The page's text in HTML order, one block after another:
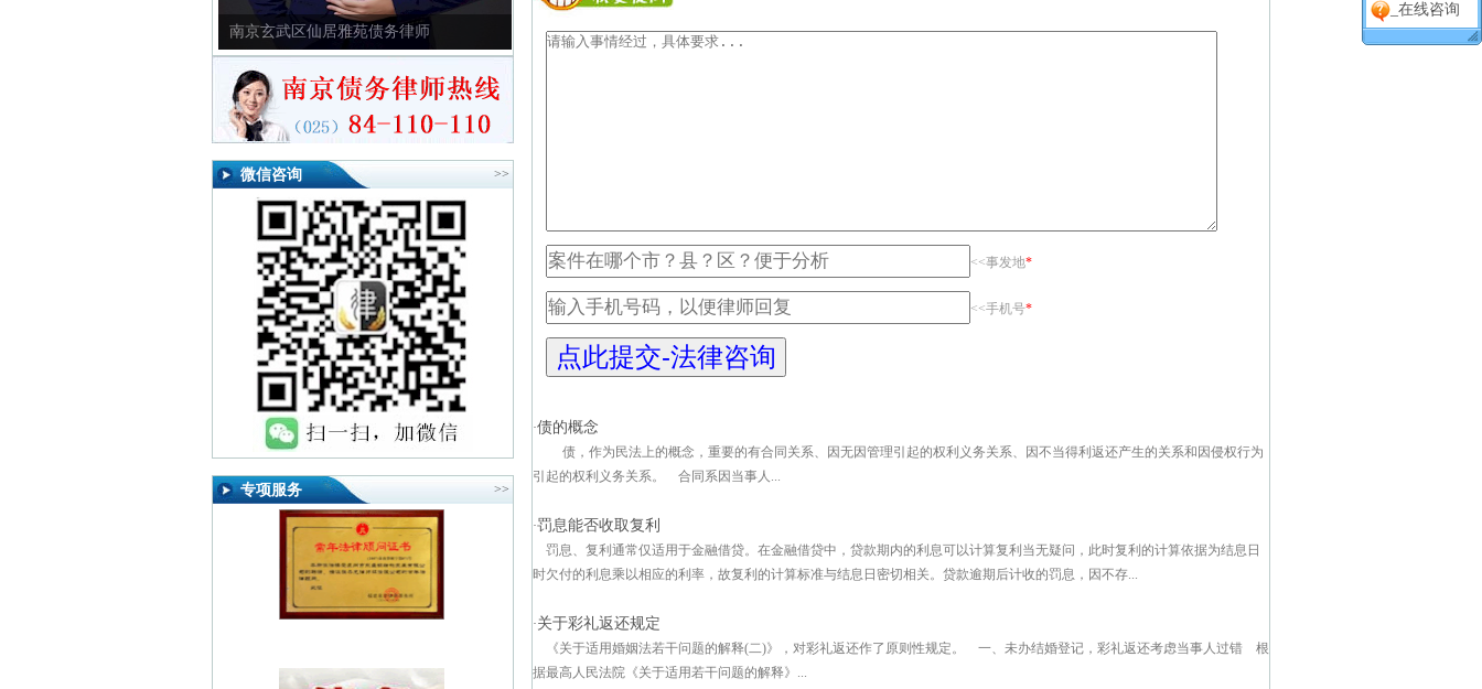
南京玄武区仙居雅苑债务律师
微信咨询 >>
专项服务 >>
<<事发地*
<<手机号*
·债的概念
债，作为民法上的概念，重要的有合同关系、因无因管理引起的权利义务关系、因不当得利返还产生的关系和因侵权行为
引起的权利义务关系。 合同系因当事人...
·罚息能否收取复利
罚息、复利通常仅适用于金融借贷。在金融借贷中，贷款期内的利息可以计算复利当无疑问，此时复利的计算依据为结息日
时欠付的利息乘以相应的利率，故复利的计算标准与结息日密切相关。贷款逾期后计收的罚息，因不存...
·关于彩礼返还规定
《关于适用婚姻法若干问题的解释(二)》，对彩礼返还作了原则性规定。 一、未办结婚登记，彩礼返还考虑当事人过错 根
据最高人民法院《关于适用若干问题的解释》...
_在线咨询